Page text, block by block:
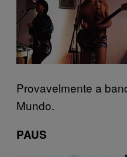
Provavelmente a
Mundo.
PAUS